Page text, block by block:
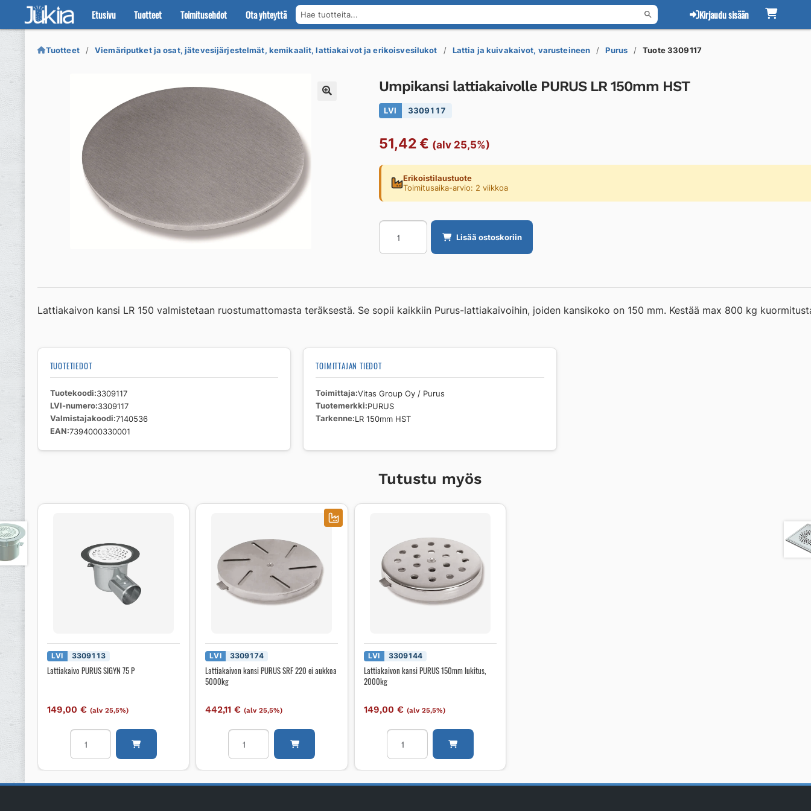
Etusivu Tuotteet Toimitusehdot Ota yhteyttä Hae tuotteita... Kirjaudu sisään
Siirry
navigointiin
Siirry
sisältöön
Tuotteet Viemäriputket ja osat, jätevesijärjestelmät, kemikaalit, lattiakaivot ja erikoisvesilukot Lattia ja kuivakaivot, varusteineen Purus Tuote 3309117
Umpikansi lattiakaivolle PURUS LR 150mm HST
LVI 3309117
51,42€ (alv 25,5%)
Erikoistilaustuote
Toimitusaika-arvio: 2 viikkoa
Umpikansi
lattiakaivolle
PURUS
150mm
määrä
Lisää ostoskoriin
Lattiakaivon kansi LR 150 valmistetaan ruostumattomasta teräksestä. Se sopii kaikkiin Purus-lattiakaivoihin, joiden kansikoko on 150 mm. Kestää max 800 kg
TUOTETIEDOT
Tuotekoodi 3309117
LVI-numero 3309117
Valmistajakoodi 7140536
EAN 7394000330001
TOIMITTAJAN TIEDOT
Toimittaja Vitas Group Oy / Purus
Tuotemerkki PURUS
Tarkenne LR 150mm HST
Tutustu myös
LVI 3309113
Lattiakaivo PURUS SIGYN 75 P
149,00€ (alv 25,5%)
Lattiakaivo
PURUS
SIGYN
P
LVI 3309174
Lattiakaivon kansi PURUS SRF 220 ei aukkoa
5000kg
442,11€ (alv 25,5%)
Lattiakaivon
kansi
PURUS
220
LVI 3309144
Lattiakaivon kansi PURUS 150mm lukitus,
2000kg
149,00 € (alv 25,5%)
Lattiakaivon
kansi
PURUS
lukitus,